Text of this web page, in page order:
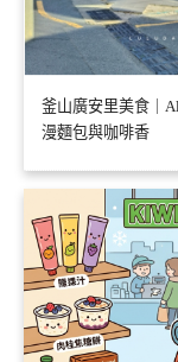
釜山廣安里美食｜
漫麵包與咖啡香